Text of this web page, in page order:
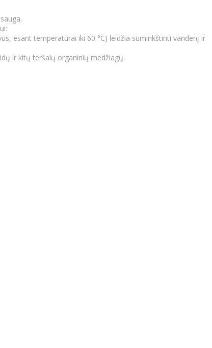
esant temperatūrai iki 60 °C) leidžia suminkštinti vandenį ir
ir kitų teršalų organinių medžiagų.